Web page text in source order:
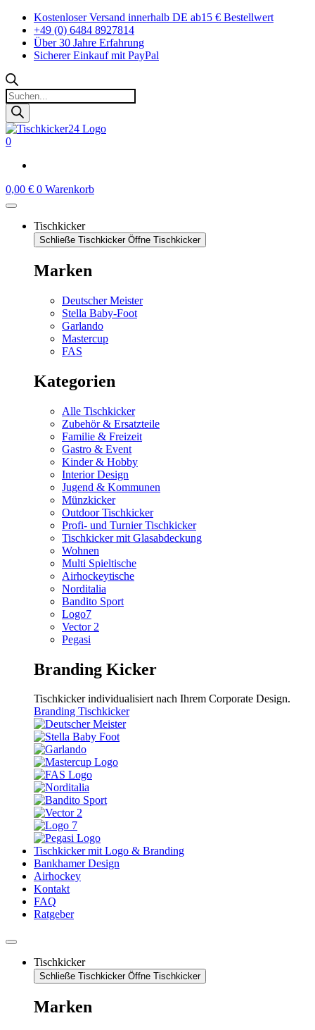
Zum
Inhalt
springen
Kostenloser Versand innerhalb DE ab15 € Bestellwert
+49 (0) 6484 8927814
Über 30 Jahre Erfahrung
Sicherer Einkauf mit PayPal
Products
search
0
0,00 € 0 Warenkorb
Tischkicker
Schließe Tischkicker Öffne Tischkicker
Marken
Deutscher Meister
Stella Baby-Foot
Garlando
Mastercup
FAS
Kategorien
Alle Tischkicker
Zubehör & Ersatzteile
Familie & Freizeit
Gastro & Event
Kinder & Hobby
Interior Design
Jugend & Kommunen
Münzkicker
Outdoor Tischkicker
Profi- und Turnier Tischkicker
Tischkicker mit Glasabdeckung
Wohnen
Multi Spieltische
Airhockeytische
Norditalia
Bandito Sport
Logo7
Vector 2
Pegasi
Branding Kicker
Tischkicker individualisiert nach Ihrem Corporate Design.
Branding Tischkicker
Tischkicker mit Logo & Branding
Bankhamer Design
Airhockey
Kontakt
FAQ
Ratgeber
Tischkicker
Schließe Tischkicker Öffne Tischkicker
Marken